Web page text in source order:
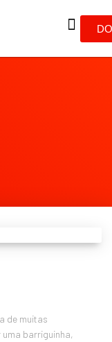
de muitas
uma barriguinha,